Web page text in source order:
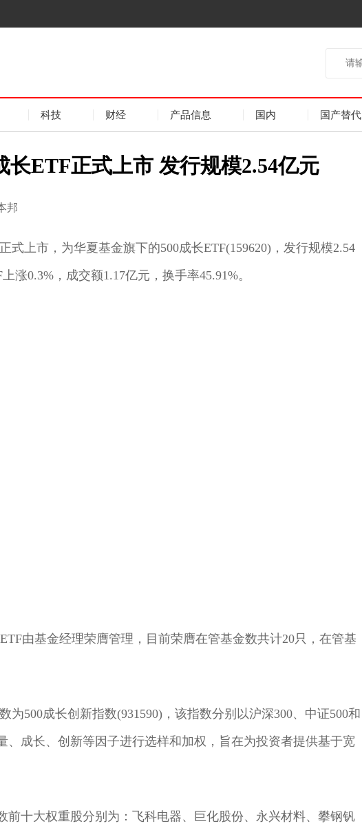
科技 财经 产品信息 国内 国产替代
长ETF正式上市 发行规模2.54亿元
邦
式上市，为华夏基金旗下的500成长ETF(159620)，发行规模2.54
涨0.3%，成交额1.17亿元，换手率45.91%。
由基金经理荣膺管理，目前荣膺在管基金数共计20只，在管基
为500成长创新指数(931590)，该指数分别以沪深300、中证500和
、成长、创新等因子进行选样和加权，旨在为投资者提供基于宽
前十大权重股分别为：飞科电器、巨化股份、永兴材料、攀钢钒